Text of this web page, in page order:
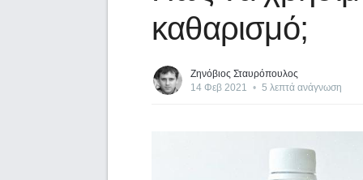
καθαρισμό;
Ζηνόβιος Σταυρόπουλος
14 Φεβ 2021 • 5 λεπτά ανάγνωση